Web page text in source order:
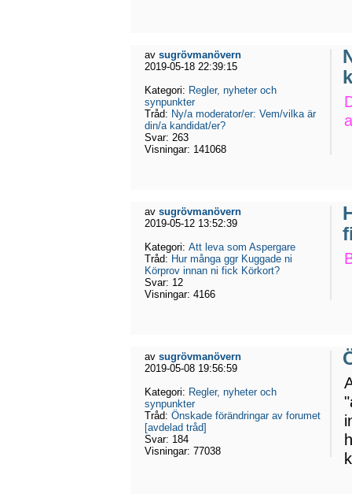
av sugrövmanövern
2019-05-18 22:39:15
Kategori: Regler, nyheter och
synpunkter
Tråd: Ny/a moderator/er: Vem/vilka är
din/a kandidat/er?
Svar: 263
Visningar: 141068
av sugrövmanövern
2019-05-12 13:52:39
Kategori: Att leva som Aspergare
Tråd: Hur många ggr Kuggade ni
Körprov innan ni fick Körkort?
Svar: 12
Visningar: 4166
av sugrövmanövern
2019-05-08 19:56:59
Kategori: Regler, nyheter och
synpunkter
Tråd: Önskade förändringar av forumet
[avdelad tråd]
Svar: 184
Visningar: 77038